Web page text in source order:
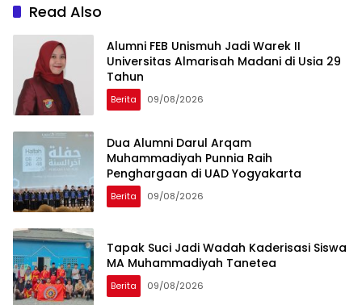
Read Also
Alumni FEB Unismuh Jadi Warek II
Universitas Almarisah Madani di Usia 29
Tahun
Berita 09/08/2026
Dua Alumni Darul Arqam
Muhammadiyah Punnia Raih
Penghargaan di UAD Yogyakarta
Berita 09/08/2026
Tapak Suci Jadi Wadah Kaderisasi Siswa
MA Muhammadiyah Tanetea
Berita 09/08/2026